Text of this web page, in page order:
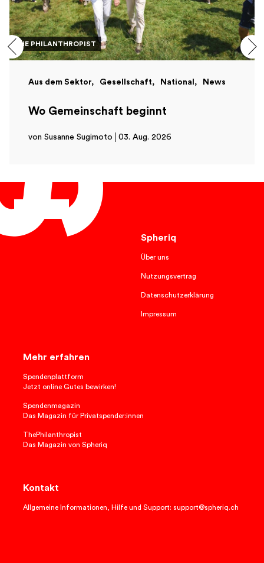
THE PHILANTHROPIST
Aus dem Sektor Gesellschaft National News
Wo Gemeinschaft beginnt
von Susanne Sugimoto 03. Aug. 2026
Spheriq
Über uns
Nutzungsvertrag
Datenschutzerklärung
Impressum
Mehr erfahren
Spendenplattform
Jetzt online Gutes bewirken!
Spendenmagazin
Das Magazin für Privatspender:innen
ThePhilanthropist
Das Magazin von Spheriq
Kontakt
Allgemeine Informationen, Hilfe und Support: support@spheriq.ch